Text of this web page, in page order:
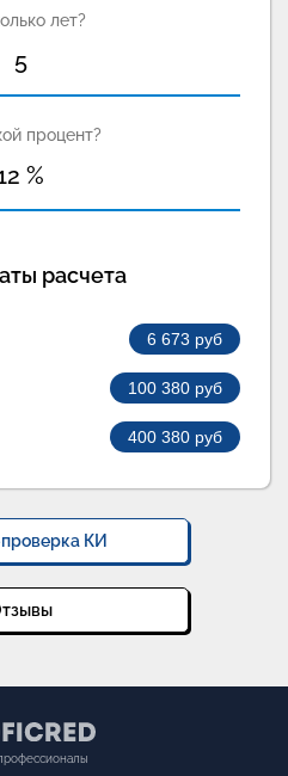
лет?
5
процент?
%
расчета
6 673 руб
100 380 руб
400 380 руб
КИ